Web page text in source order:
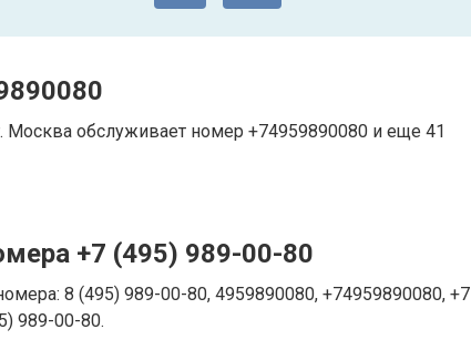
обслуживает номер +74959890080 и еще 41
+7 (495) 989-00-80
8 (495) 989-00-80, 4959890080, +74959890080, +7
989-00-80.